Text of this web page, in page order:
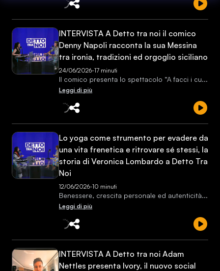
INTERVISTA A Detto tra noi il comico
Denny Napoli racconta la sua Messina
tra ironia, tradizioni ed orgoglio siciliano
24/06/2026-17 minuti
Il comico presenta lo spettacolo “A facci i cu...
Leggi di più
Lo yoga come strumento per evadere da
una vita frenetica e ritrovare sé stessi, la
storia di Veronica Lombardo a Detto Tra
Noi
12/06/2026-10 minuti
Benessere, crescita personale ed autenticità...
Leggi di più
INTERVISTA A Detto tra noi Adam
Nettles presenta Ivory, il nuovo social